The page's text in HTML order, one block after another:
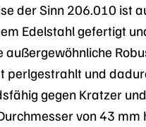
der Sinn 206.010 ist
Edelstahl gefertigt
außergewöhnliche
perlgestrahlt und
gegen Kratzer
von 43 mm